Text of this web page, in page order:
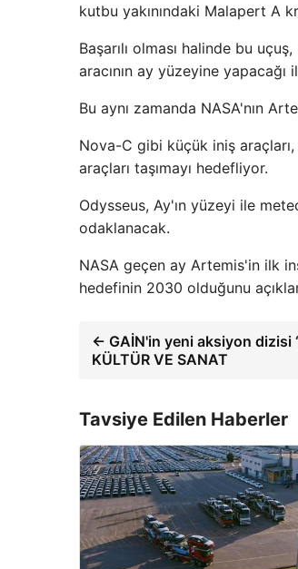
kutbu yakınındaki Malapert A
Başarılı olması halinde bu
aracının ay yüzeyine
Bu aynı zamanda NASA'nın
Nova-C gibi küçük iniş
araçları taşımayı hedefliyor.
Odysseus, Ay'ın yüzeyi ile
odaklanacak.
NASA geçen ay Artemis'in ilk
hedefinin 2030 olduğunu
← GAİN'in yeni aksiyon dizisi
KÜLTÜR VE SANAT
Tavsiye Edilen Haberler